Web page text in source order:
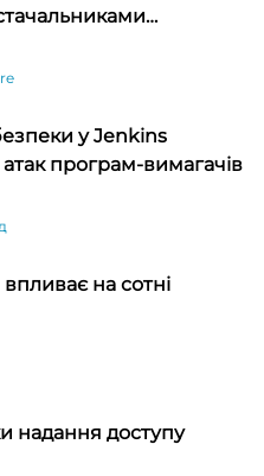
у Jenkins
програм-вимагачів
на сотні
надання доступу